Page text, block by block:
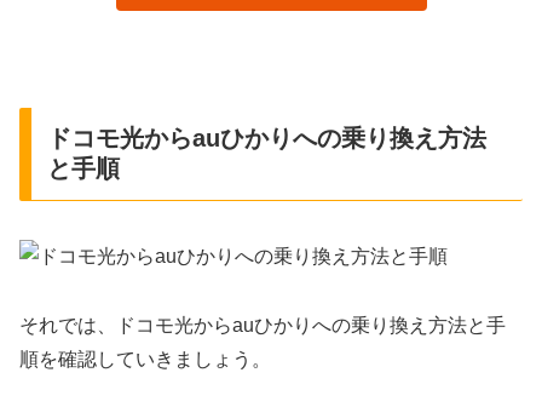
ドコモ光からauひかりへの乗り換え方法
と手順
それでは、ドコモ光からauひかりへの乗り換え方法と手
順を確認していきましょう。